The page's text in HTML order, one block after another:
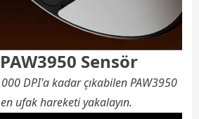
Sensör
DPI'a kadar çıkabilen PAW3950
ufak hareketi yakalayın.